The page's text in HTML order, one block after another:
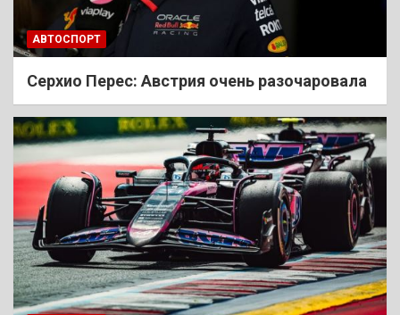
АВТОСПОРТ
Cерхио Перес: Австрия очень разочаровала